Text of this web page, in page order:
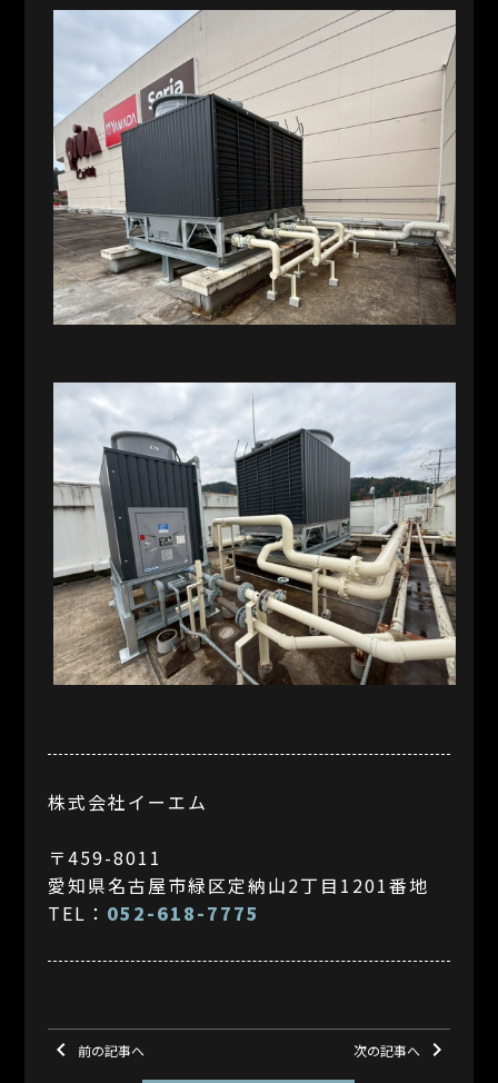
株式会社イーエム
〒459-8011
愛知県名古屋市緑区定納山2丁目1201番地
TEL： 052-618-7775
keyboard_arrow_left 前の記事へ 次の記事へ keyboard_arrow_right